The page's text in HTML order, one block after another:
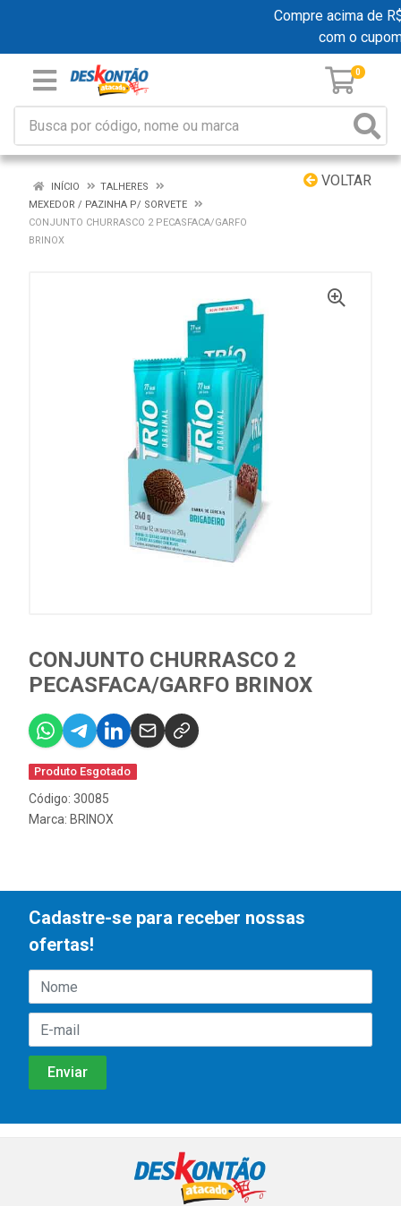
Compre acima de
com o
0
VOLTAR
INÍCIO
TALHERES
MEXEDOR / PAZINHA P/ SORVETE
CONJUNTO CHURRASCO 2 PECASFACA/GARFO
BRINOX
CONJUNTO CHURRASCO 2
PECASFACA/GARFO BRINOX
Produto Esgotado
Código: 30085
Marca: BRINOX
Cadastre-se para receber nossas
ofertas!